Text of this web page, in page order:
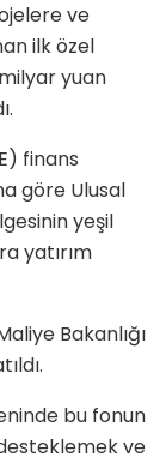
ve
ilk özel
yuan
finans
göre Ulusal
yeşil
yatırım
Bakanlığı
bu fonun
ve